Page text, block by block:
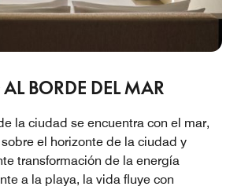
BORDE DEL MAR
la ciudad se encuentra con el mar,
el horizonte de la ciudad y
transformación de la energía
a la playa, la vida fluye con